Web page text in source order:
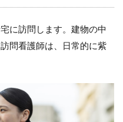
に訪問します。建物の中
問看護師は、日常的に紫